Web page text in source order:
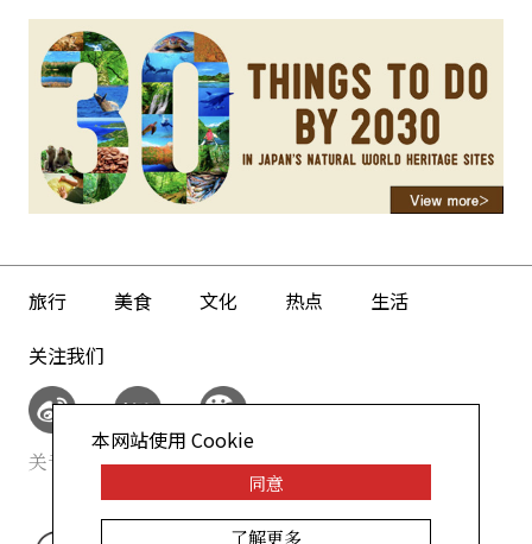
旅行 美食 文化 热点
生活
关注我们
关于我们 网站政策
本网站使用 Cookie
同意
了解更多